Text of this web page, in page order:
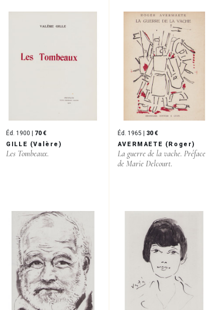
Éd. 1900 | 70 €
GILLE (Valère)
Les Tombeaux.
Éd. 1965 | 30 €
AVERMAETE (Roger)
La guerre de la vache. Préface
de Marie Delcourt.